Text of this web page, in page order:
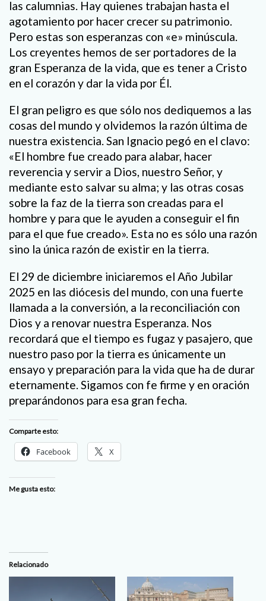
las calumnias. Hay quienes trabajan hasta el
agotamiento por hacer crecer su patrimonio.
Pero estas son esperanzas con «e» minúscula.
Los creyentes hemos de ser portadores de la
gran Esperanza de la vida, que es tener a Cristo
en el corazón y dar la vida por Él.
El gran peligro es que sólo nos dediquemos a las
cosas del mundo y olvidemos la razón última de
nuestra existencia. San Ignacio pegó en el clavo:
«El hombre fue creado para alabar, hacer
reverencia y servir a Dios, nuestro Señor, y
mediante esto salvar su alma; y las otras cosas
sobre la faz de la tierra son creadas para el
hombre y para que le ayuden a conseguir el fin
para el que fue creado». Esta no es sólo una razón
sino la única razón de existir en la tierra.
El 29 de diciembre iniciaremos el Año Jubilar
2025 en las diócesis del mundo, con una fuerte
llamada a la conversión, a la reconciliación con
Dios y a renovar nuestra Esperanza. Nos
recordará que el tiempo es fugaz y pasajero, que
nuestro paso por la tierra es únicamente un
ensayo y preparación para la vida que ha de durar
eternamente. Sigamos con fe firme y en oración
preparándonos para esa gran fecha.
Comparte esto:
Facebook X
Me gusta esto:
Relacionado